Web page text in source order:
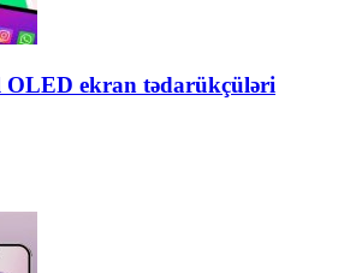
OLED ekran tədarükçüləri